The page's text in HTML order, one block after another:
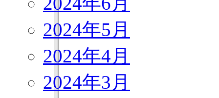
2024年5月
2024年4月
2024年3月